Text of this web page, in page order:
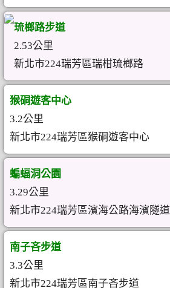
琉榔路步道
2.53公里
新北市224瑞芳區瑞柑琉榔路
猴硐遊客中心
3.2公里
新北市224瑞芳區猴硐遊客中心
蝙蝠洞公園
3.29公里
新北市224瑞芳區濱海公路海濱隧道
南子吝步道
3.3公里
新北市224瑞芳區南子吝步道